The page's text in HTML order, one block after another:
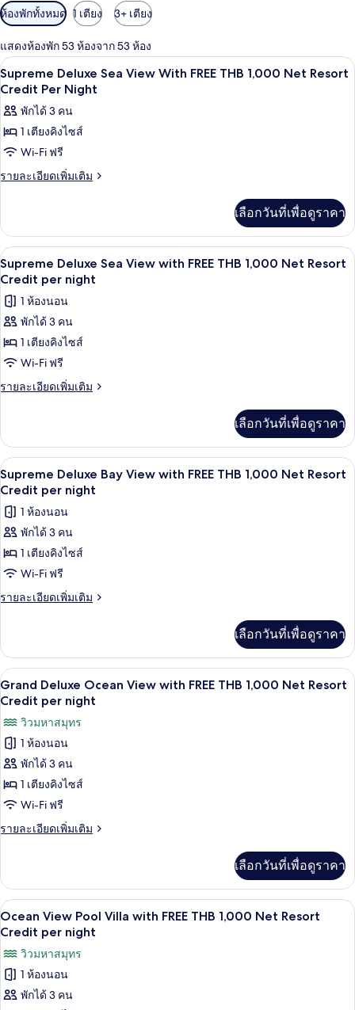
ตัว
กรอง
ที่
มี
ให้
สำหรับ
ห้อง
พัก
ห้องพักทั้งหมด 1 เตียง 3+ เตียง
แสดงห้องพัก 53 ห้องจาก 53 ห้อง
เปิด
ภาพถ่าย
ทั้งหมด
ของ
Supreme
Deluxe
With
FREE
THB
1,000
Net
Resort
Credit
Per
มินิบาร์, ตู้นิรภัยในห้องพัก, เตารีด/โต๊ะ
5
Supreme Deluxe Sea View With FREE THB 1,000 Net Resort
Credit Per Night
พักได้ 3 คน
1 เตียงคิงไซส์
Wi-Fi ฟรี
รายละเอียดเพิ่มเติม
ราย
เกี่ยว
กับ
Supreme
Deluxe
View
With
THB
1,000
Resort
เลือกวันที่เพื่อดูราคา
เปิด
ภาพถ่าย
ทั้งหมด
ของ
Supreme
Deluxe
Sea
FREE
THB
1,000
Net
Resort
Credit
per
night
6
Supreme Deluxe Sea View with FREE THB 1,000 Net Resort
Credit per night
1 ห้องนอน
พักได้ 3 คน
1 เตียงคิงไซส์
Wi-Fi ฟรี
รายละเอียดเพิ่มเติม
ราย
เกี่ยว
กับ
Supreme
Deluxe
View
with
THB
1,000
Resort
เลือกวันที่เพื่อดูราคา
เปิด
ภาพถ่าย
ทั้งหมด
ของ
Supreme
Deluxe
Bay
FREE
THB
1,000
Net
Resort
Credit
per
night
4
Supreme Deluxe Bay View with FREE THB 1,000 Net Resort
Credit per night
1 ห้องนอน
พักได้ 3 คน
1 เตียงคิงไซส์
Wi-Fi ฟรี
รายละเอียดเพิ่มเติม
ราย
เกี่ยว
กับ
Supreme
Deluxe
View
with
FREE
THB
1,000
Resort
Credit
per
เลือกวันที่เพื่อดูราคา
เปิด
ภาพถ่าย
ทั้งหมด
ของ
Grand
Deluxe
Ocean
View
with
THB
1,000
Net
Resort
Credit
per
night
5
Grand Deluxe Ocean View with FREE THB 1,000 Net Resort
Credit per night
วิวมหาสมุทร
1 ห้องนอน
พักได้ 3 คน
1 เตียงคิงไซส์
Wi-Fi ฟรี
รายละเอียดเพิ่มเติม
ราย
เกี่ยว
กับ
Grand
Deluxe
View
with
FREE
THB
เลือกวันที่เพื่อดูราคา
เปิด
ภาพถ่าย
ทั้งหมด
ของ
Ocean
7
Ocean View Pool Villa with FREE THB 1,000 Net Resort
Credit per night
วิวมหาสมุทร
1 ห้องนอน
พักได้ 3 คน